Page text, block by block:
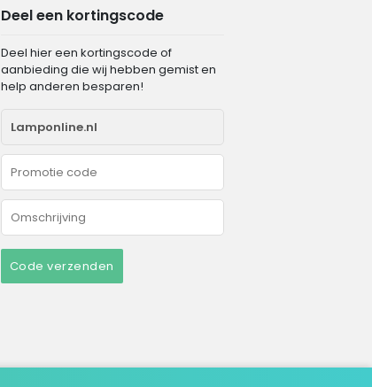
Deel een kortingscode
Deel hier een kortingscode of
aanbieding die wij hebben gemist en
help anderen besparen!
Code verzenden